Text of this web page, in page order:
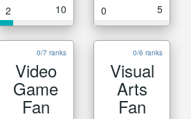
2 10 0 5
0/7 ranks
Video
Game
Fan
0/6 ranks
Visual
Arts
Fan